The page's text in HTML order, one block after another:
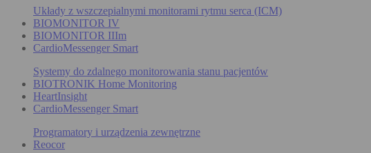
Układy z wszczepialnymi monitorami rytmu serca (ICM)
BIOMONITOR IV
BIOMONITOR IIIm
CardioMessenger Smart
Systemy do zdalnego monitorowania stanu pacjentów
BIOTRONIK Home Monitoring
HeartInsight
CardioMessenger Smart
Programatory i urządzenia zewnętrzne
Reocor